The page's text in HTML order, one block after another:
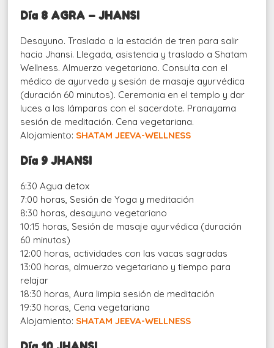
Día 8 AGRA – JHANSI
Desayuno. Traslado a la estación de tren para salir
hacia Jhansi. Llegada, asistencia y traslado a Shatam
Wellness. Almuerzo vegetariano. Consulta con el
médico de ayurveda y sesión de masaje ayurvédica
(duración 60 minutos). Ceremonia en el templo y dar
luces a las lámparas con el sacerdote. Pranayama
sesión de meditación. Cena vegetariana.
Alojamiento: SHATAM JEEVA-WELLNESS
Día 9 JHANSI
6:30 Agua detox
7:00 horas, Sesión de Yoga y meditación
8:30 horas, desayuno vegetariano
10:15 horas, Sesión de masaje ayurvédica (duración
60 minutos)
12:00 horas, actividades con las vacas sagradas
13:00 horas, almuerzo vegetariano y tiempo para
relajar
18:30 horas, Aura limpia sesión de meditación
19:30 horas, Cena vegetariana
Alojamiento: SHATAM JEEVA-WELLNESS